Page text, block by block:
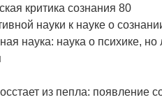
критика сознания 80
науки к науке о
наука: наука о психике,
из пепла: появление